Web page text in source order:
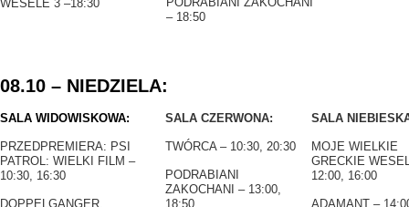
WESELE 3 –18:30
– 18:50
08.10 – NIEDZIELA:
SALA WIDOWISKOWA:
PRZEDPREMIERA: PSI
PATROL: WIELKI FILM –
10:30, 16:30
DOPPELGANGER.
SALA CZERWONA:
TWÓRCA – 10:30, 20:30
PODRABIANI
ZAKOCHANI – 13:00,
18:50
SALA
MOJE WIELKIE
GRECKIE
12:00, 16:00
ADAMANT –